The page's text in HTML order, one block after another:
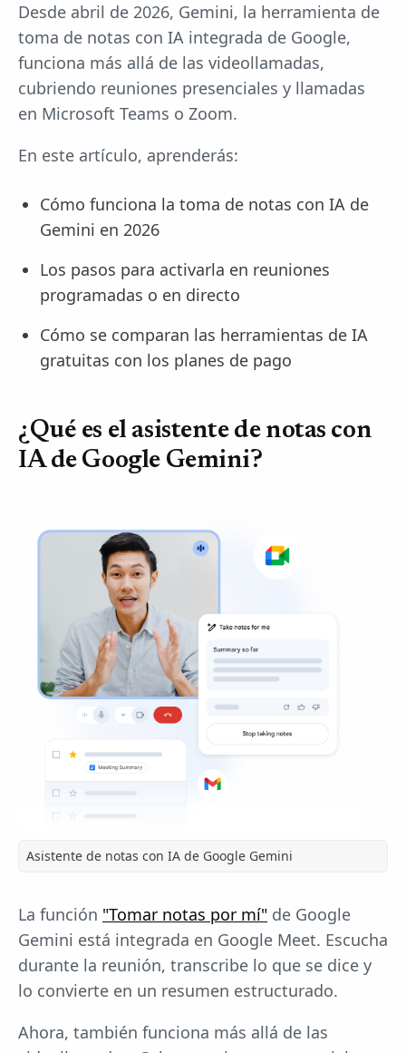
Desde abril de 2026, Gemini, la herramienta de
toma de notas con IA integrada de Google,
funciona más allá de las videollamadas,
cubriendo reuniones presenciales y llamadas
en Microsoft Teams o Zoom.
En este artículo, aprenderás:
Cómo funciona la toma de notas con IA de
Gemini en 2026
Los pasos para activarla en reuniones
programadas o en directo
Cómo se comparan las herramientas de IA
gratuitas con los planes de pago
¿Qué es el asistente de notas con
IA de Google Gemini?
Asistente de notas con IA de Google Gemini
La función "Tomar notas por mí" de Google
Gemini está integrada en Google Meet. Escucha
durante la reunión, transcribe lo que se dice y
lo convierte en un resumen estructurado.
Ahora, también funciona más allá de las